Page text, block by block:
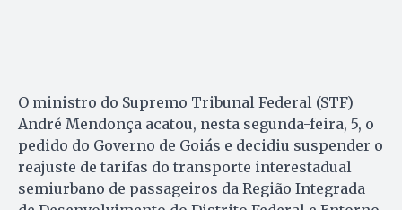
O ministro do Supremo Tribunal Federal (STF)
André Mendonça acatou, nesta segunda-feira, 5, o
pedido do Governo de Goiás e decidiu suspender o
reajuste de tarifas do transporte interestadual
semiurbano de passageiros da Região Integrada